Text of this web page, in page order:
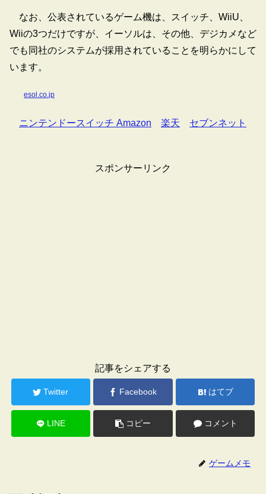
なお、公表されているゲーム機は、スイッチ、WiiU、
Wiiの3つだけですが、イーソルは、その他、デジカメなど
でも同社のシステムが採用されていることを明らかにして
います。
esol.co.jp
ニンテンドースイッチ Amazon 楽天 セブンネット
スポンサーリンク
記事をシェアする
Twitter Facebook はてブ
LINE コピー コメント
ゲームメモ